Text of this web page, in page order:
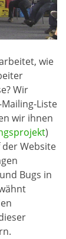
wie
Wir
Liste
wir ihnen
)
Website
Bugs in